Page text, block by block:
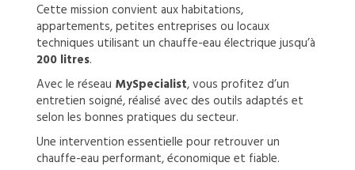
Cette mission convient aux habitations,
appartements, petites entreprises ou locaux
techniques utilisant un chauffe-eau électrique jusqu’à
200 litres.
Avec le réseau MySpecialist, vous profitez d’un
entretien soigné, réalisé avec des outils adaptés et
selon les bonnes pratiques du secteur.
Une intervention essentielle pour retrouver un
chauffe-eau performant, économique et fiable.